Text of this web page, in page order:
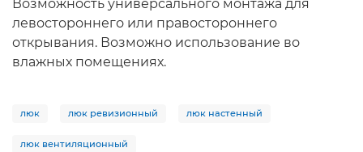
Возможность универсального монтажа для
левостороннего или правостороннего
открывания. Возможно использование во
влажных помещениях.
люк люк ревизионный люк настенный
люк вентиляционный